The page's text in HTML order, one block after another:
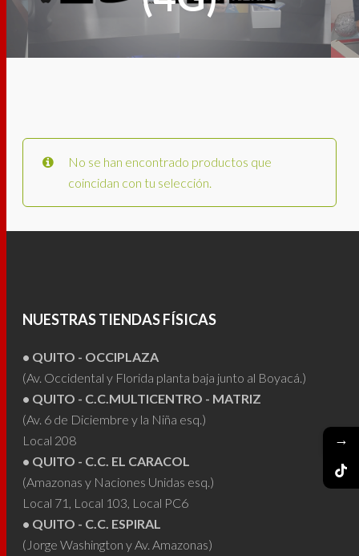
No se han encontrado productos que
coincidan con tu selección.
NUESTRAS TIENDAS FÍSICAS
• QUITO - OCCIPLAZA
(Av. Occidental y Florida planta baja junto al Boyacá.)
• QUITO - C.C.MULTICENTRO - MATRIZ
(Av. 6 de Diciembre y la Niña esq.)
Local 208
• QUITO - C.C. EL CARACOL
(Amazonas y Naciones Unidas esq.)
Local 71, Local 103, Local PC6
• QUITO - C.C. ESPIRAL
(Jorge Washington y Av. Amazonas)
→